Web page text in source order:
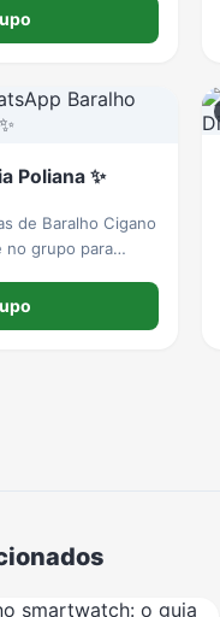
Deus.
Poliana ✨
de Baralho Cigano
no grupo para
Seja bem-
entrar no grupo, é